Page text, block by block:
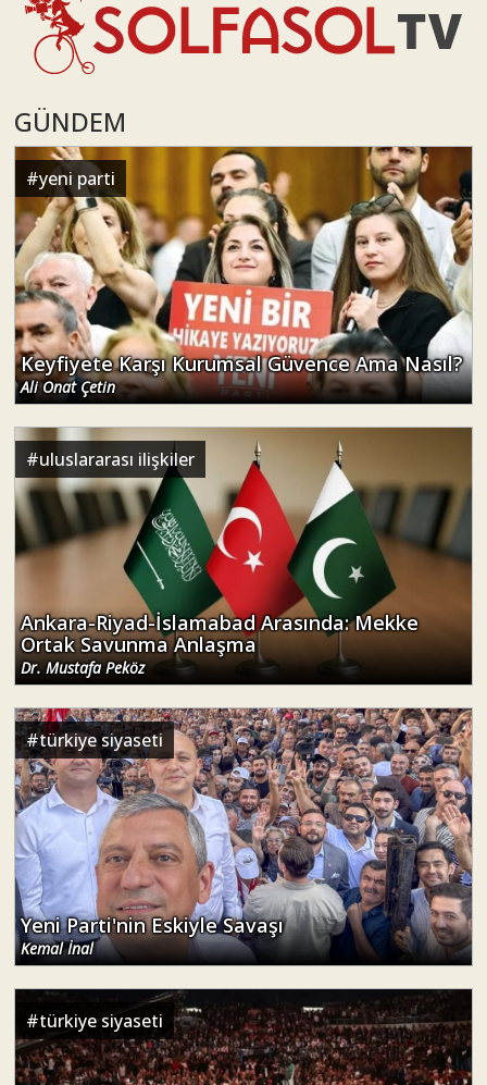
GÜNDEM
#yeni parti
Keyfiyete Karşı Kurumsal Güvence Ama Nasıl?
Ali Onat Çetin
#uluslararası ilişkiler
Ankara-Riyad-İslamabad Arasında: Mekke
Ortak Savunma Anlaşma
Dr. Mustafa Peköz
#türkiye siyaseti
Yeni Parti'nin Eskiyle Savaşı
Kemal İnal
#türkiye siyaseti